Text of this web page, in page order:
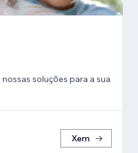
soluções para a sua
Xem